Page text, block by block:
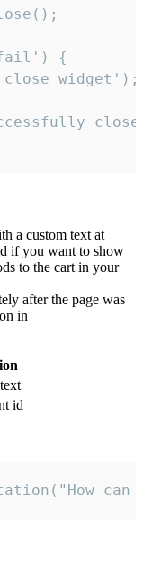
'fail') {
widget');
a custom text at
if you want to show
to the cart in your
after the page was
in
id